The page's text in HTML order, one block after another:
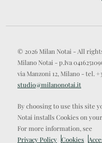
© 2026 Milan Notai - All
Milano Notai - p.Iva
via Manzoni 12, Milano - tel.
studio@milanonotai.it
By choosing to use this site
Notai installs Cookies on
For more information, see
Privacy Policy Cookies